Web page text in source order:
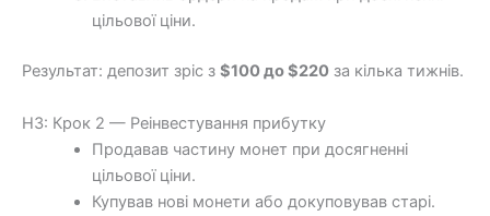
цільової ціни.
Результат: депозит зріс з $100 до $220 за кілька тижнів.
H3: Крок 2 — Реінвестування прибутку
Продавав частину монет при досягненні
цільової ціни.
Купував нові монети або докуповував старі.